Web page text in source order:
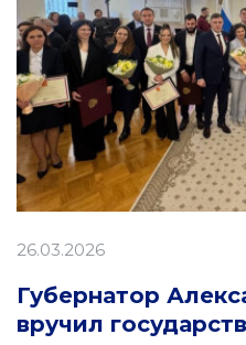
26.03.2026
Губернатор
вручил